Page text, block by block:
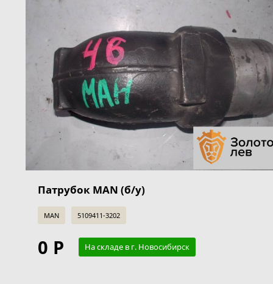
Патрубок MAN (б/у)
MAN 5109411-3202
0 Р На складе в г. Новосибирск